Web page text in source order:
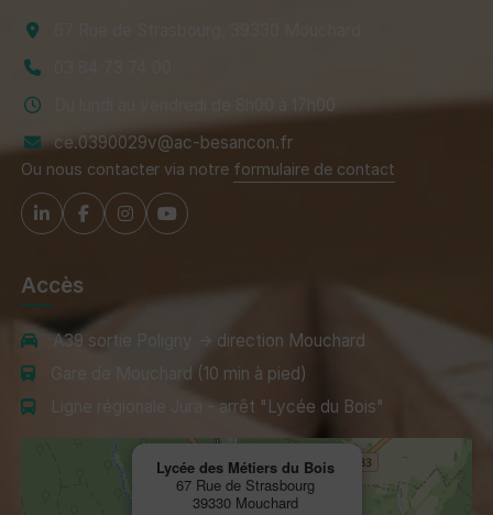
Du lundi au vendredi de 8h00 à 17h00
ce.0390029v@ac-besancon.fr
Ou nous contacter via notre formulaire de contact
Accès
A39 sortie Poligny → direction Mouchard
Gare de Mouchard (10 min à pied)
Ligne régionale Jura - arrêt "Lycée du Bois"
Lycée des Métiers du Bois
67 Rue de Strasbourg
39330 Mouchard